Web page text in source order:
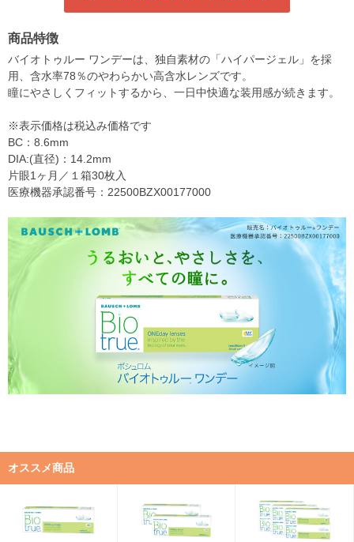
商品特徴
バイオトゥルー ワンデーは、独自素材の「ハイパージェル」を採
用、含水率78％のやわらかい高含水レンズです。
瞳にやさしくフィットするから、一日中快適な装用感が続きます。
※表示価格は税込み価格です
BC：8.6mm
DIA:(直径)：14.2mm
片眼1ヶ月／１箱30枚入
医療機器承認番号：22500BZX00177000
オススメ商品